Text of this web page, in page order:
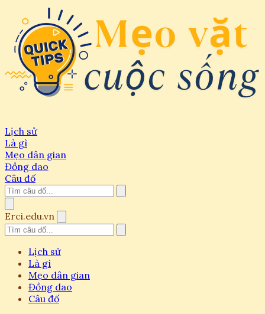
Lịch sử
Là gì
Mẹo dân gian
Đồng dao
Câu đố
Erci.edu.vn
Lịch sử
Là gì
Mẹo dân gian
Đồng dao
Câu đố